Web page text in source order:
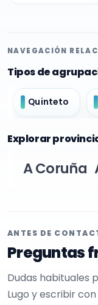
NAVEGACIÓN
Tipos de
Quinteto
Explorar
A Coruña
ANTES DE
Preguntas
Dudas habituales
Lugo y escribir